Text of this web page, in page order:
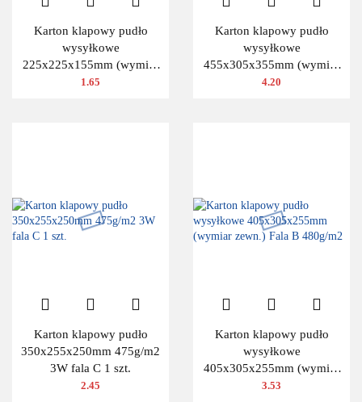
Karton klapowy pudło
wysyłkowe
225x225x155mm (wymiar
zewn.) Fala B 480g/m2
1.65
Karton klapowy pudło
wysyłkowe
455x305x355mm (wymiar
zewn.) Fala B 480g/m2
4.20
Karton klapowy pudło
350x255x250mm 475g/m2
3W fala C 1 szt.
2.45
Karton klapowy pudło
wysyłkowe
405x305x255mm (wymiar
zewn.) Fala B 480g/m2
3.53